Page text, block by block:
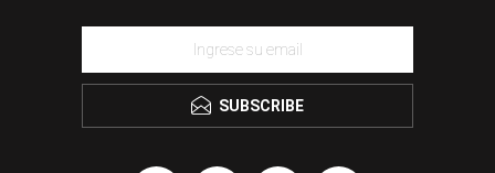
SUBSCRIBE